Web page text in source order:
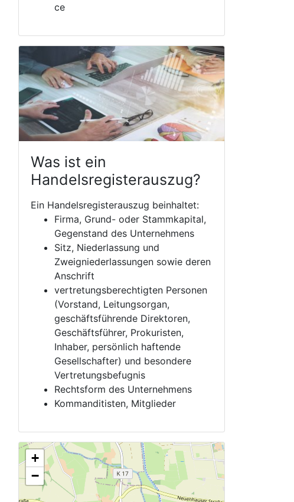
ce
Was ist ein
Handelsregisterauszug?
Ein Handelsregisterauszug beinhaltet:
Firma, Grund- oder Stammkapital,
Gegenstand des Unternehmens
Sitz, Niederlassung und
Zweigniederlassungen sowie deren
Anschrift
vertretungsberechtigten Personen
(Vorstand, Leitungsorgan,
geschäftsführende Direktoren,
Geschäftsführer, Prokuristen,
Inhaber, persönlich haftende
Gesellschafter) und besondere
Vertretungsbefugnis
Rechtsform des Unternehmens
Kommanditisten, Mitglieder
+
−